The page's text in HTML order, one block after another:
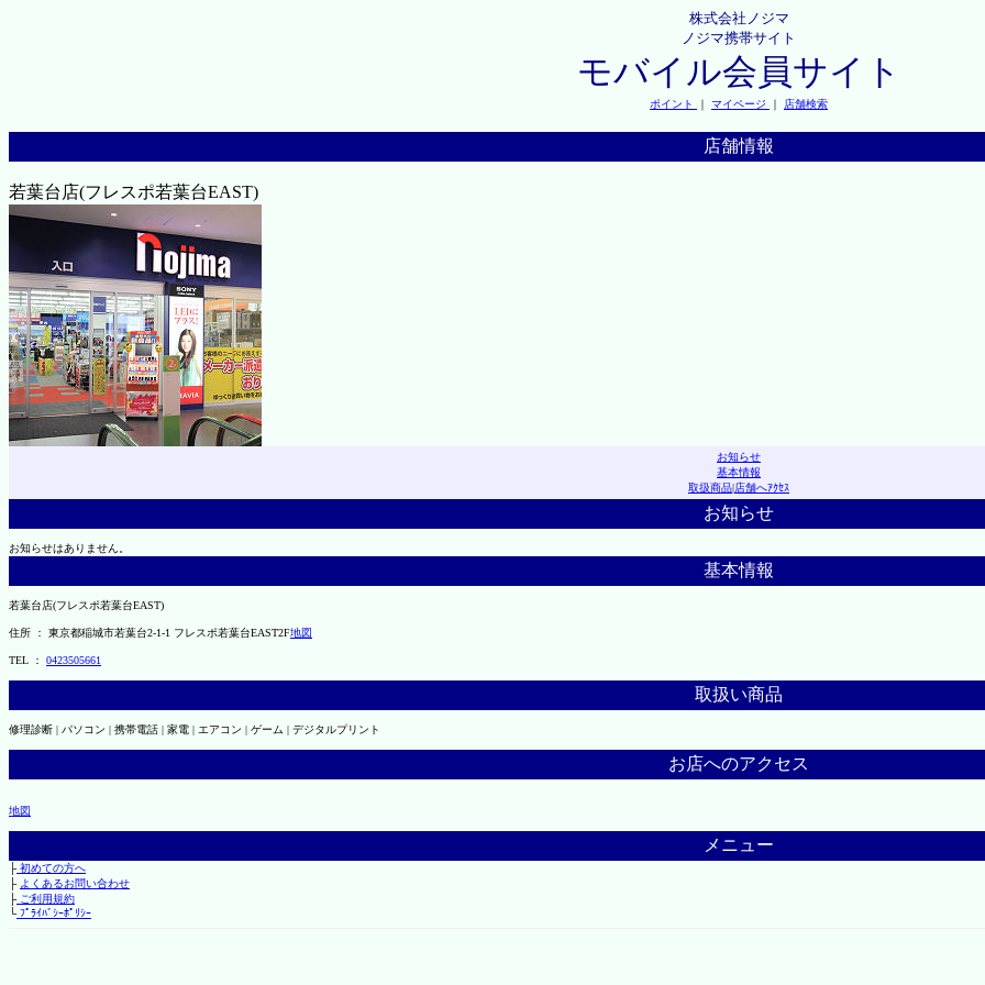
株式会社ノジマ
ノジマ携帯サイト
モバイル会員サイト
ポイント ｜ マイページ ｜ 店舗検索
店舗情報
若葉台店(フレスポ若葉台EAST)
お知らせ
基本情報
取扱商品|店舗へｱｸｾｽ
お知らせ
お知らせはありません。
基本情報
若葉台店(フレスポ若葉台EAST)
住所 ： 東京都稲城市若葉台2-1-1 フレスポ若葉台EAST2F地図
TEL ： 0423505661
取扱い商品
修理診断 | パソコン | 携帯電話 | 家電 | エアコン | ゲーム | デジタルプリント
お店へのアクセス
地図
メニュー
├初めての方へ
├ よくあるお問い合わせ
├ご利用規約
└ﾌﾟﾗｲﾊﾞｼｰﾎﾟﾘｼｰ